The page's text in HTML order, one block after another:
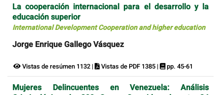
La cooperación internacional para el desarrollo y la
educación superior
International Development Cooperation and higher education
Jorge Enrique Gallego Vásquez
Vistas de resúmen 1132 | Vistas de PDF 1385 | pp. 45-61
Mujeres Delincuentes en Venezuela: Análisis